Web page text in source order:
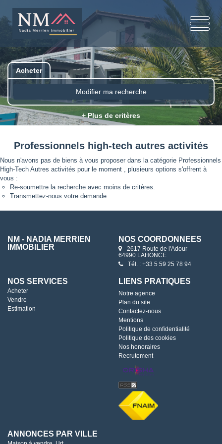
Acheter
Modifier ma recherche
+ Plus de critères
Professionnels high-tech autres activités
Nous n'avons pas de biens à vous proposer dans la catégorie Professionnels
High-Tech Autres activités pour le moment , plusieurs options s'offrent à
vous :
Re-soumettre la recherche avec moins de critères.
Transmettez-nous votre demande
NM - NADIA MERRIEN
IMMOBILIER
NOS COORDONNÉES
2617 Route de l'Adour
64990 LAHONCE
Tél. : +33 5 59 25 78 94
NOS SERVICES
Acheter
Vendre
Estimation
LIENS PRATIQUES
Notre agence
Plan du site
Contactez-nous
Mentions
Politique de confidentialité
Politique des cookies
Nos honoraires
Recrutement
ANNONCES PAR VILLE